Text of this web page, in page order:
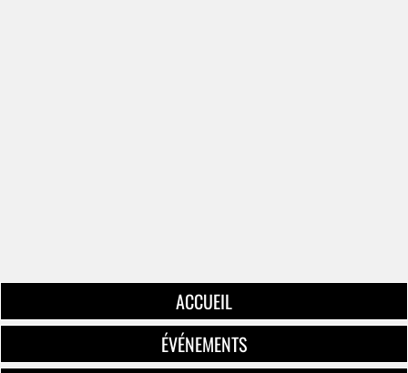
ACCUEIL
ÉVÉNEMENTS